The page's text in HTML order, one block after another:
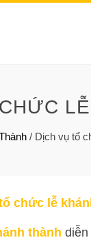
/ Dịch vụ tổ
chức lễ
thành